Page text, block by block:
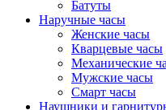
Батуты
Наручные часы
Женские часы
Кварцевые часы
Механические
Мужские часы
Смарт часы
Наушники и